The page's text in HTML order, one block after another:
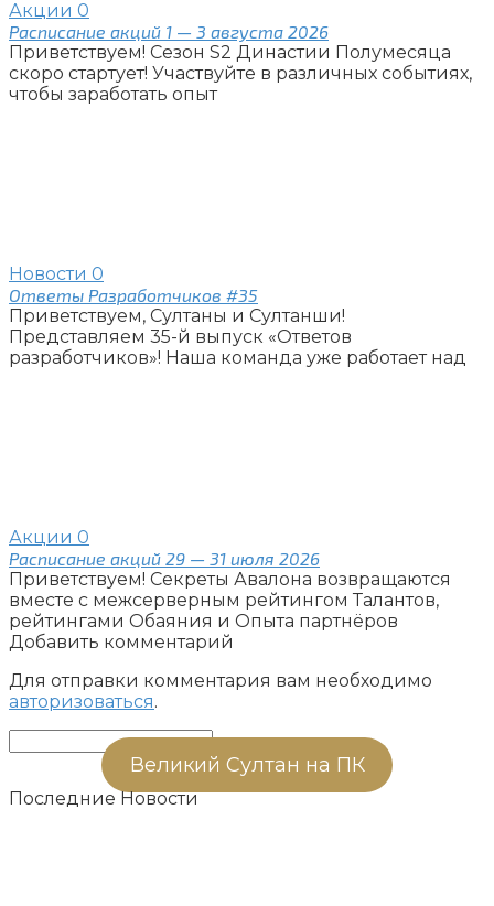
Акции 0
Расписание акций 1 — 3 августа 2026
Приветствуем! Сезон S2 Династии Полумесяца
скоро стартует! Участвуйте в различных событиях,
чтобы заработать опыт
Новости 0
Ответы Разработчиков #35
Приветствуем, Султаны и Султанши!
Представляем 35-й выпуск «Ответов
разработчиков»! Наша команда уже работает над
Акции 0
Расписание акций 29 — 31 июля 2026
Приветствуем! Секреты Авалона возвращаются
вместе с межсерверным рейтингом Талантов,
рейтингами Обаяния и Опыта партнёров
Добавить комментарий
Для отправки комментария вам необходимо
авторизоваться.
Великий Султан на ПК
Последние Новости